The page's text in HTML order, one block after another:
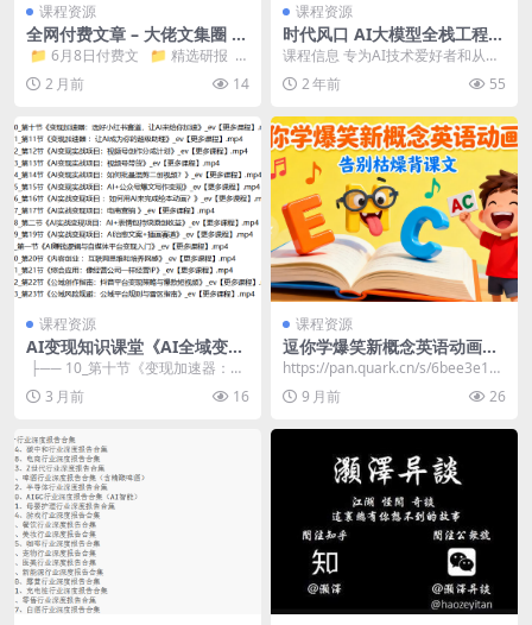
课程资源
全网付费文章 – 大佬文集圈 学
习先锋 精选研报 6月8日更新
​ 📁 6月8日付费文 📁 精选研报
📁 大佬文集 ...
2 月前 14
课程资源
时代风口 AI大模型全栈工程师
高级班 机构高价课程
课程信息 专为AI技术爱好者和从业
者设计的高端课程。由权威机构精
心打造，课程内容...
2 年前 55
课程资源
AI变现知识课堂《AI全域变现
实战营》
​ ├── 10_第十节《变现加速器：选
好小红书赛道，让AI来给你加速》_
ev【...3 月前 16
课程资源
逗你学爆笑新概念英语动画版
（告别枯燥背课文）
https://pan.quark.cn/s/6bee3e1b3
7e1​
9 月前 26